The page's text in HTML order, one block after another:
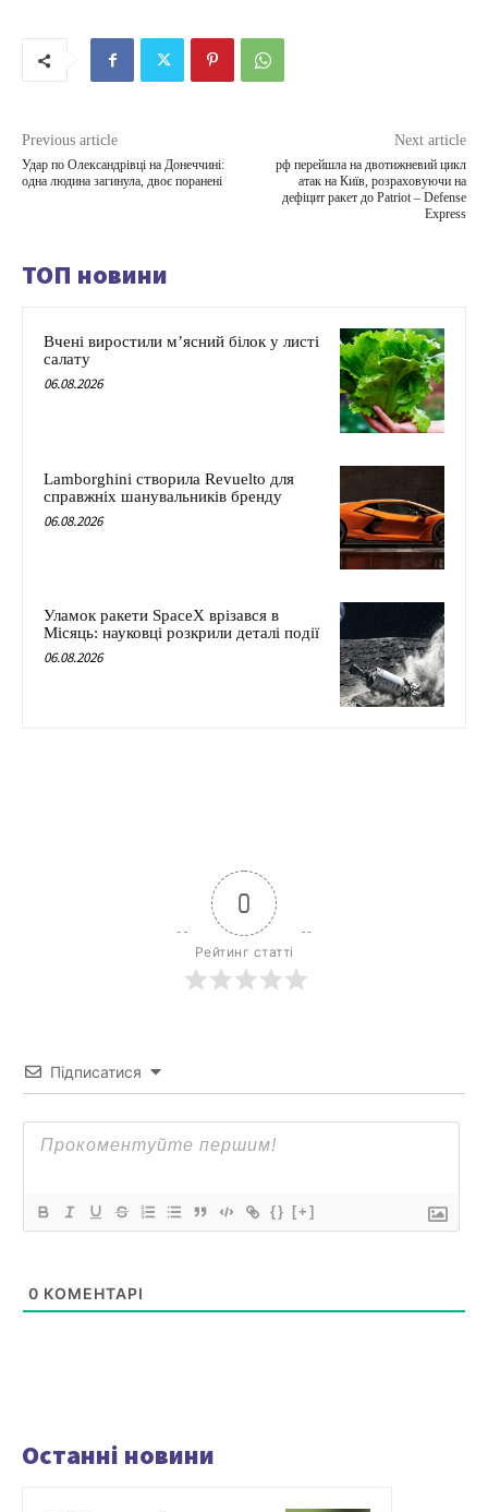
Previous article
Удар по Олександрівці на Донеччині:
одна людина загинула, двоє поранені
Next article
рф перейшла на двотижневий цикл
атак на Київ, розраховуючи на
дефіцит ракет до Patriot – Defense
Express
ТОП новини
Вчені виростили м’ясний білок у листі
салату
06.08.2026
Lamborghini створила Revuelto для
справжніх шанувальників бренду
06.08.2026
Уламок ракети SpaceX врізався в
Місяць: науковці розкрили деталі події
06.08.2026
0
Рейтинг статті
Підписатися
{} [+]
0 КОМЕНТАРІ
Останні новини